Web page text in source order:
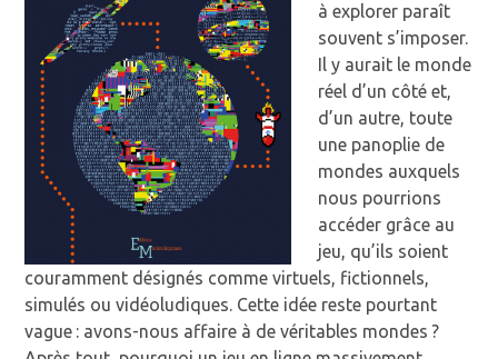
à explorer paraît
souvent s’imposer.
Il y aurait le monde
réel d’un côté et,
d’un autre, toute
une panoplie de
mondes auxquels
nous pourrions
accéder grâce au
jeu, qu’ils soient
couramment désignés comme virtuels, fictionnels,
simulés ou vidéoludiques. Cette idée reste pourtant
vague : avons-nous affaire à de véritables mondes ?